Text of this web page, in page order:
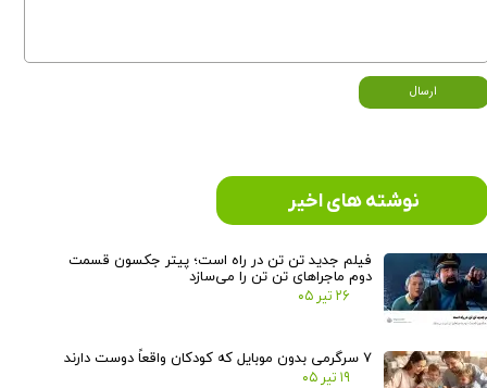
ارسال
فیلم جدید تن تن در راه است؛ پیتر جکسون قسمت
دوم ماجراهای تن تن را می‌سازد
۲۶ تیر ۰۵
۷ سرگرمی بدون موبایل که کودکان واقعاً دوست دارند
۱۹ تیر ۰۵
نوشته های اخیر